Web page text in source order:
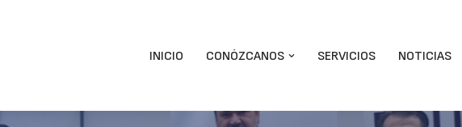
INICIO CONÓZCANOS SERVICIOS NOTICIAS